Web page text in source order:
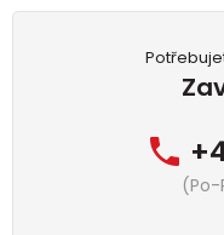
(Po-